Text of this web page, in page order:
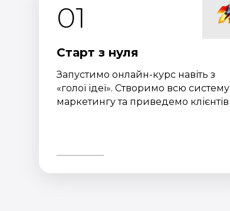
Старт з нуля
01
Запустимо онлайн-курс навіть з
«голої ідеї». Створимо всю систему
маркетингу та приведемо клієнтів